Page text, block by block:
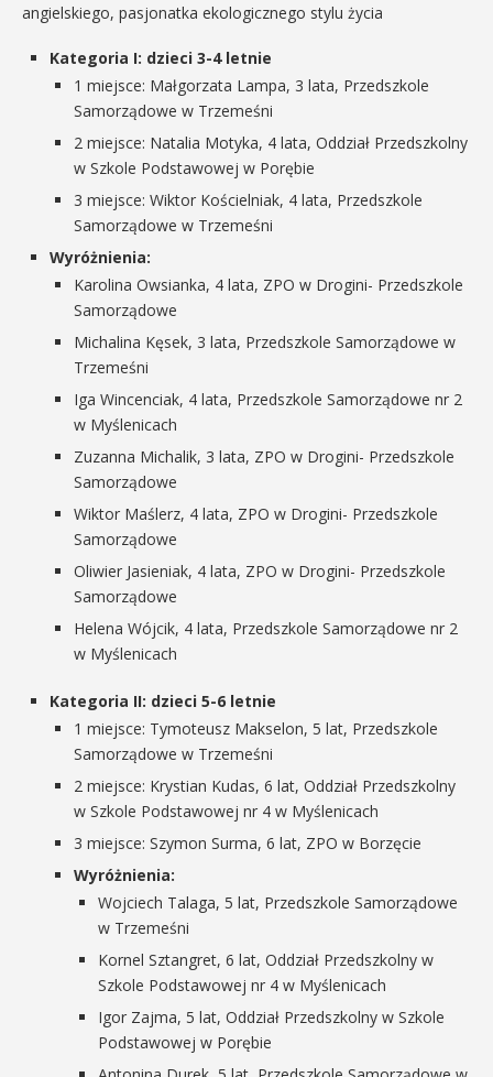
angielskiego, pasjonatka ekologicznego stylu życia
Kategoria I: dzieci 3-4 letnie
1 miejsce: Małgorzata Lampa, 3 lata, Przedszkole
Samorządowe w Trzemeśni
2 miejsce: Natalia Motyka, 4 lata, Oddział Przedszkolny
w Szkole Podstawowej w Porębie
3 miejsce: Wiktor Kościelniak, 4 lata, Przedszkole
Samorządowe w Trzemeśni
Wyróżnienia:
Karolina Owsianka, 4 lata, ZPO w Drogini- Przedszkole
Samorządowe
Michalina Kęsek, 3 lata, Przedszkole Samorządowe w
Trzemeśni
Iga Wincenciak, 4 lata, Przedszkole Samorządowe nr 2
w Myślenicach
Zuzanna Michalik, 3 lata, ZPO w Drogini- Przedszkole
Samorządowe
Wiktor Maślerz, 4 lata, ZPO w Drogini- Przedszkole
Samorządowe
Oliwier Jasieniak, 4 lata, ZPO w Drogini- Przedszkole
Samorządowe
Helena Wójcik, 4 lata, Przedszkole Samorządowe nr 2
w Myślenicach
Kategoria II: dzieci 5-6 letnie
1 miejsce: Tymoteusz Makselon, 5 lat, Przedszkole
Samorządowe w Trzemeśni
2 miejsce: Krystian Kudas, 6 lat, Oddział Przedszkolny
w Szkole Podstawowej nr 4 w Myślenicach
3 miejsce: Szymon Surma, 6 lat, ZPO w Borzęcie
Wyróżnienia:
Wojciech Talaga, 5 lat, Przedszkole Samorządowe
w Trzemeśni
Kornel Sztangret, 6 lat, Oddział Przedszkolny w
Szkole Podstawowej nr 4 w Myślenicach
Igor Zajma, 5 lat, Oddział Przedszkolny w Szkole
Podstawowej w Porębie